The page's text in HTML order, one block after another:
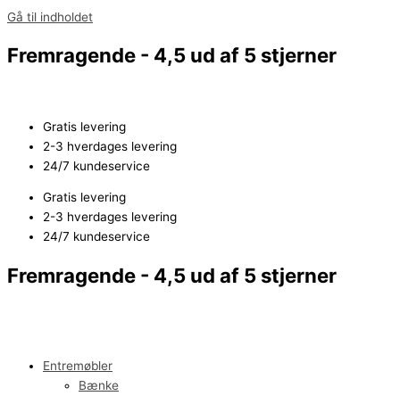
Gå til indholdet
Fremragende - 4,5 ud af 5 stjerner
Gratis levering
2-3 hverdages levering
24/7 kundeservice
Gratis levering
2-3 hverdages levering
24/7 kundeservice
Fremragende - 4,5 ud af 5 stjerner
Entremøbler
Bænke